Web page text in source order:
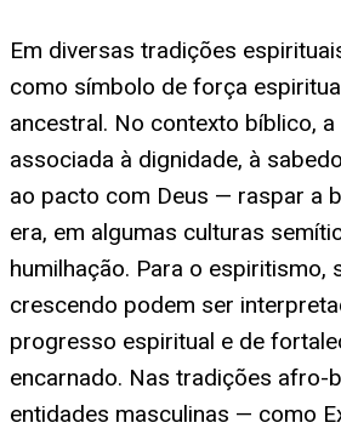
Em diversas tradições
como símbolo de força
ancestral. No contexto bíblico,
associada à dignidade, à
ao pacto com Deus — raspar a
era, em algumas culturas
humilhação. Para o espiritismo,
crescendo podem ser
progresso espiritual e de
encarnado. Nas tradições afro-
entidades masculinas — como